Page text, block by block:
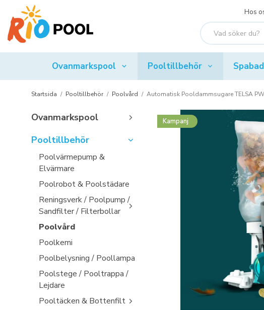
Hos
Ovanmarkspool Pooltillbehör Spabad
Startsida / Pooltillbehör / Poolvård / Automatisk Pooldammsugare TELSA
Ovanmarkspool
Pooltillbehör
Poolvärmepump &
Elvärmare
Poolrobot & Poolstädare
Reningsverk / Poolpump /
Sandfilter / Filterbollar
Poolvård
Poolkemi
Poolbelysning / Poollampa
Poolstege / Pooltrappa /
Lejdare
Pooltäcken & Bottenfilt
Kampanj